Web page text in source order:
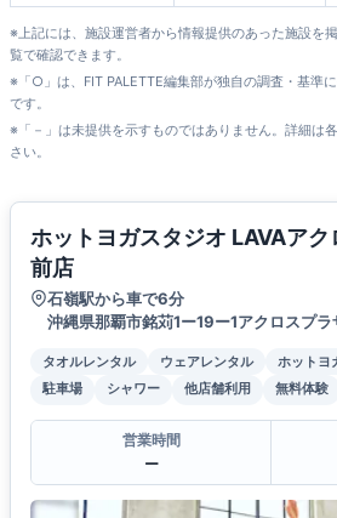
※上記には、施設運営者から情報提供のあった施設を
覧で確認できます。
※「○」は、FIT PALETTE編集部が独自の調査・基準
です。
※「－」は未提供を示すものではありません。詳細は
さい。
ホットヨガスタジオ LAVAア
前店
石嶺駅から車で6分
沖縄県那覇市銘苅1ー19ー1アクロスプラ
タオルレンタル ウェアレンタル ホットヨ
駐車場
シャワー 他店舗利用 無料体験
営業時間
ー